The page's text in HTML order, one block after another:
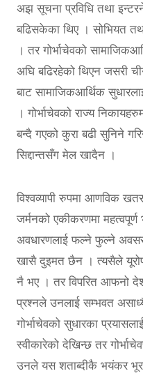
अझ सूचना प्रविधि तथा
बढिसकेका थिए । सोभियत
। तर गोर्भाचेवको
अघि बढिरहेको थिएन जसरी
बाट सामाजिकआर्थिक
। गोर्भाचेवको राज्य
बन्दै गएको कुरा बढी सुनिने
सिद्दान्तसँग मेल खादैन ।
विश्वव्यापी रुपमा आणविक
जर्मनको एकीकरणमा
अवधारणलाई फल्ने फुल्ने
खासै दुइमत छैन । त्यसैले
नै भए । तर विपरित आफनो
प्रश्नले उनलाई सम्भवत
गोर्भाचेवको सुधारका
स्वीकारेको देखिन्छ तर
उनले यस शताब्दीकै भयंकर